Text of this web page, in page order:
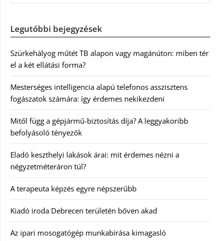
Legutóbbi bejegyzések
Szürkehályog műtét TB alapon vagy magánúton: miben tér
el a két ellátási forma?
Mesterséges intelligencia alapú telefonos asszisztens
fogászatok számára: így érdemes nekikezdeni
Mitől függ a gépjármű-biztosítás díja? A leggyakoribb
befolyásoló tényezők
Eladó keszthelyi lakások árai: mit érdemes nézni a
négyzetméteráron túl?
A terapeuta képzés egyre népszerűbb
Kiadó iroda Debrecen területén bőven akad
Az ipari mosogatógép munkabírása kimagasló